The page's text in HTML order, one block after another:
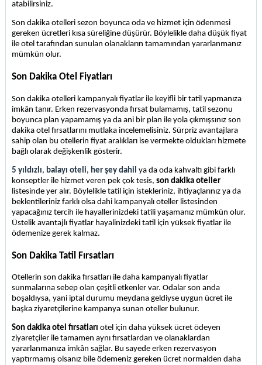
atabilirsiniz.
Son dakika otelleri sezon boyunca oda ve hizmet için ödenmesi
gereken ücretleri kısa süreliğine düşürür. Böylelikle daha düşük fiyat
ile otel tarafından sunulan olanakların tamamından yararlanmanız
mümkün olur.
Son Dakika Otel Fiyatları
Son dakika otelleri kampanyalı fiyatlar ile keyifli bir tatil yapmanıza
imkân tanır. Erken rezervasyonda fırsat bulamamış, tatil sezonu
boyunca plan yapamamış ya da ani bir plan ile yola çıkmışsınız son
dakika otel fırsatlarını mutlaka incelemelisiniz. Sürpriz avantajlara
sahip olan bu otellerin fiyat aralıkları ise vermekte oldukları hizmete
bağlı olarak değişkenlik gösterir.
5 yıldızlı, balayı oteli, her şey dahil ya da oda kahvaltı gibi farklı
konseptler ile hizmet veren pek çok tesis, son dakika oteller
listesinde yer alır. Böylelikle tatil için istekleriniz, ihtiyaçlarınız ya da
beklentileriniz farklı olsa dahi kampanyalı oteller listesinden
yapacağınız tercih ile hayallerinizdeki tatili yaşamanız mümkün olur.
Üstelik avantajlı fiyatlar hayalinizdeki tatil için yüksek fiyatlar ile
ödemenize gerek kalmaz.
Son Dakika Tatil Fırsatları
Otellerin son dakika fırsatları ile daha kampanyalı fiyatlar
sunmalarına sebep olan çeşitli etkenler var. Odalar son anda
boşaldıysa, yani iptal durumu meydana geldiyse uygun ücret ile
başka ziyaretçilerine kampanya sunan oteller bulunur.
Son dakika otel fırsatları otel için daha yüksek ücret ödeyen
ziyaretçiler ile tamamen aynı fırsatlardan ve olanaklardan
yararlanmanıza imkân sağlar. Bu sayede erken rezervasyon
yaptırmamış olsanız bile ödemeniz gereken ücret normalden daha